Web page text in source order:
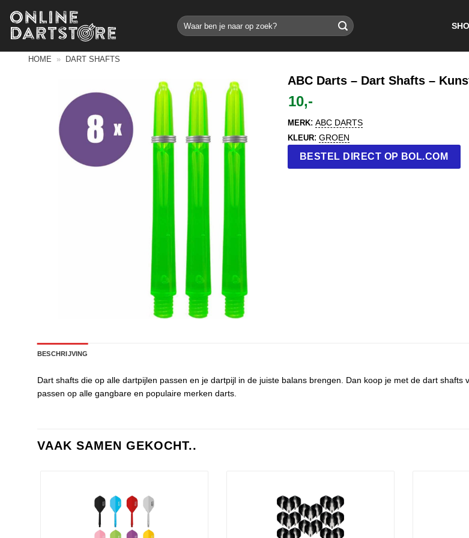
naar
inhoud
Zoeken
naar:
HOME » DART SHAFTS
ABC Darts – Dart Shafts –
10,-
MERK: ABC DARTS
KLEUR: GROEN
BESTEL DIRECT OP BOL.COM
BESCHRIJVING
Dart shafts die op alle dartpijlen passen en je dartpijl in de juiste balans brengen. Dan koop je met de dart
passen op alle gangbare en populaire merken darts.
VAAK SAMEN GEKOCHT..